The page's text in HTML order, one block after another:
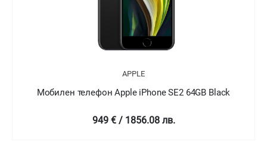
APPLE
Мобилен телефон Apple iPhone SE2 64GB White
949 € / 1856.08 лв.